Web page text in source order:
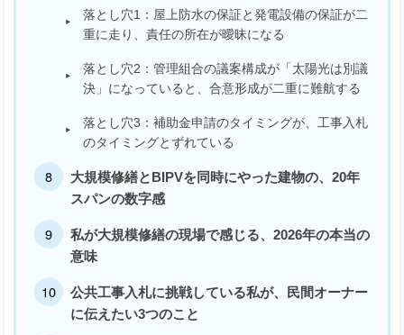
落とし穴1：屋上防水の保証と発電設備の保証が二
重に走り、責任の所在が曖昧になる
落とし穴2：管理組合の議案構成が「太陽光は別議
決」になっていると、合意形成が二重に難航する
落とし穴3：補助金申請のタイミングが、工事入札
のタイミングとずれている
大規模修繕とBIPVを同時にやった建物の、20年
スパンの数字感
私が大規模修繕の現場で感じる、2026年の本当の
意味
公共工事入札に挑戦している私が、民間オーナー
に伝えたい3つのこと